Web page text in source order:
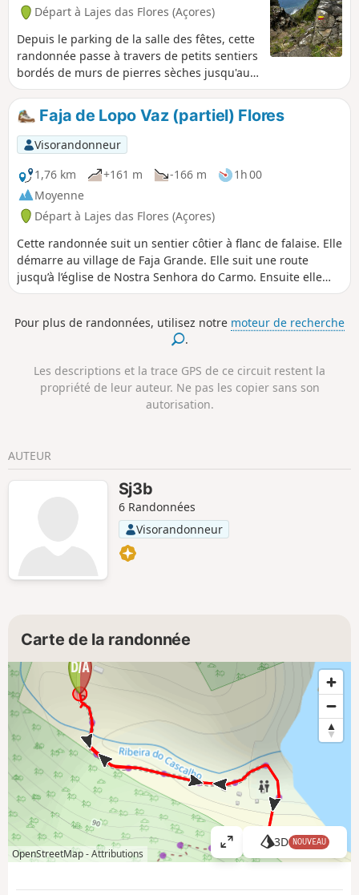
Départ à Lajes das Flores (Açores)
Depuis le parking de la salle des fêtes, cette
randonnée passe à travers de petits sentiers
bordés de murs de pierres sèches jusqu'au
parking où débute la descente du PRC04
vers une plage de sable noir. Ensuite, la
randonnée passe près de quelques petites
maisons avant d’atteindre le bout du sentier
avec une vue magnifique sur l’océan et les
cascades qui se jettent de la falaise !
Faja de Lopo Vaz (partiel) Flores
Visorandonneur
1,76 km
+161 m -166 m
1h 00
Moyenne
Départ à Lajes das Flores (Açores)
Cette randonnée suit un sentier côtier à flanc de falaise. Elle
démarre au village de Faja Grande. Elle suit une route
jusqu’à l’église de Nostra Senhora do Carmo. Ensuite elle
emprunte un sentier avec une vue imprenable sur l’océan et
moment donné, le sentier entre dans un champ clôturé, il
faut passé à gauche sous une rubalise pendant 200m pour
longer la côte jusqu’au phare de Albarnaz, est à flanc de
falaise sans protection au bord du vide : faire alors demi
Pour plus de randonnées, utilisez notre moteur de recherche
.
Les descriptions et la trace GPS de ce circuit restent la
propriété de leur auteur. Ne pas les copier sans son
autorisation.
AUTEUR
Sj3b
6 Randonnées
Visorandonneur
Carte de la randonnée
OpenStreetMap -Attributions
A
ff
3D NOUVEAU